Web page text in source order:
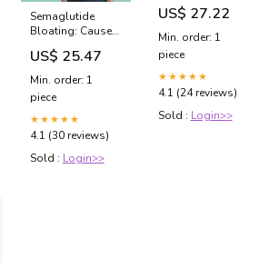
Semaglutide
Bloating: Causes
and Relief
Strategies
US$ 25.47
Min. order: 1
piece
★★★★★
4.1 (30 reviews)
Sold : Login>>
US$ 27.22
Min. order: 1
piece
★★★★★
4.1 (24 reviews)
Sold : Login>>